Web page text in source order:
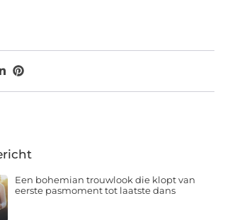
Een bohemian trouwlook die klopt van
eerste pasmoment tot laatste dans